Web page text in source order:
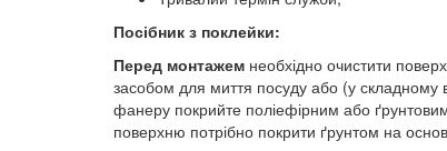
Посібник з поклейки:
Перед монтажем необхідно очистити
засобом для миття посуду або (у складному
фанеру покрийте поліефірним або
поверхню потрібно покрити ґрунтом на